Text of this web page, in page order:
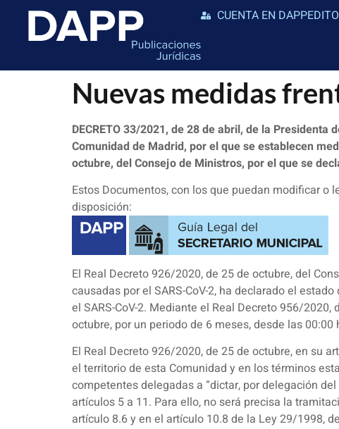
CUENTA EN
Nuevas medidas
DECRETO 33/2021, de 28 de abril, de la
Comunidad de Madrid, por el que se establecen
octubre, del Consejo de Ministros, por el que se
Estos Documentos, con los que puedan modificar o
disposición:
El Real Decreto 926/2020, de 25 de octubre, del
causadas por el SARS-CoV-2, ha declarado el
el SARS-CoV-2. Mediante el Real Decreto 956/
octubre, por un periodo de 6 meses, desde las
El Real Decreto 926/2020, de 25 de octubre, en su
el territorio de esta Comunidad y en los términos
competentes delegadas a “dictar, por delegación
artículos 5 a 11. Para ello, no será precisa la
artículo 8.6 y en el artículo 10.8 de la Ley 29/1998,